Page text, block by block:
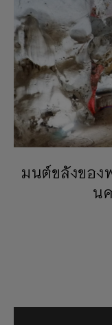
มนต์ขลังของ
น